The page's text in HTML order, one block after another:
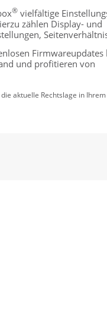
® vielfältige
zählen Display- und
Firmwareupdates
und profitieren von
aktuelle Rechtslage in Ihrem